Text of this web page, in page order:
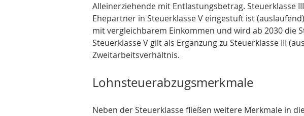
Alleinerziehende mit Entlastungsbetrag. Steuerklasse
Ehepartner in Steuerklasse V eingestuft ist
mit vergleichbarem Einkommen und wird ab 2030 die
Steuerklasse V gilt als Ergänzung zu Steuerklasse III
Zweitarbeitsverhältnis.
Lohnsteuerabzugsmerkmale
Neben der Steuerklasse fließen weitere Merkmale in